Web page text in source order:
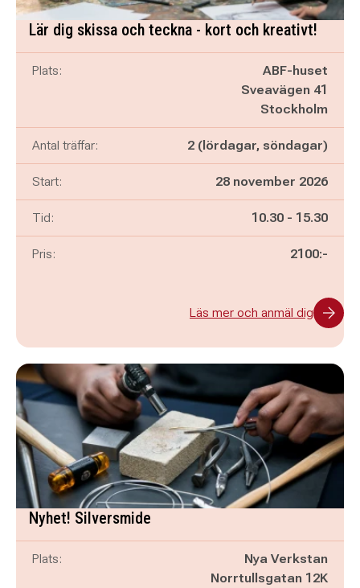
Lär dig skissa och teckna - kort och kreativt!
Plats:
ABF-huset
Sveavägen 41
Stockholm
Antal träffar: 2 (lördagar, söndagar)
Start: 28 november 2026
Tid: Pågår mellan
10.30 - och
15.30
Pris: 2100:-
Läs mer och anmäl dig
Nyhet! Silversmide
Plats:
Nya Verkstan
Norrtullsgatan 12K